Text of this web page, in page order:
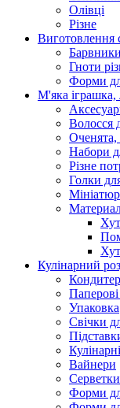
Олівці
Різне
Виготовлення
Гноти
Форми
М'яка іграшка,
Волосся
Оченята,
Набори
Різне
Голки
Кулінарний
Упаковка
Свічки
Вайнери
Серветки
Форми